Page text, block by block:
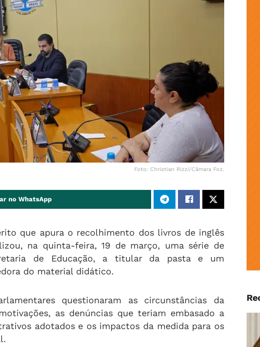
Foto: Christian Rizzi/Câmara Foz.
no WhatsApp
que apura o recolhimento dos livros de inglês
na quinta-feira, 19 de março, uma série de
de Educação, a titular da pasta e um
do material didático.
questionaram as circunstâncias da
as denúncias que teriam embasado a
adotados e os impactos da medida para os